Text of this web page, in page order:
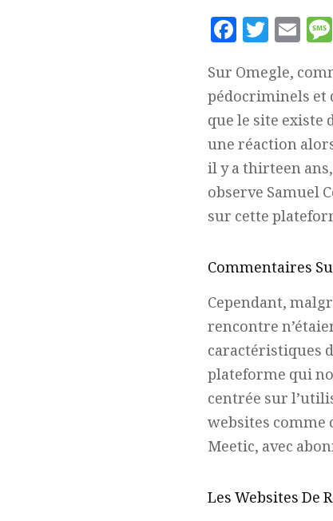
Sur Omegle,
pédocriminels et
que le site existe
une réaction
il y a thirteen
observe Samuel
sur cette
Commentaires
Cependant,
rencontre
caractéristiques
plateforme qui
centrée sur
websites comme
Meetic, avec
Les Websites De